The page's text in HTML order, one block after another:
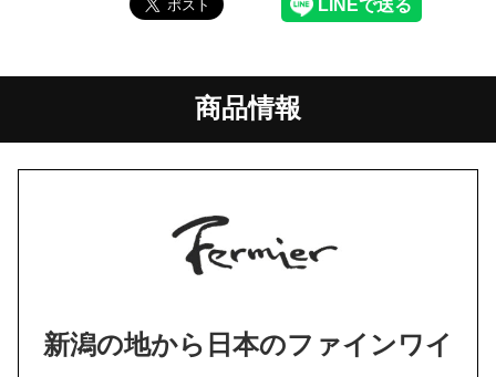
商品情報
新潟の地から日本のファインワイ